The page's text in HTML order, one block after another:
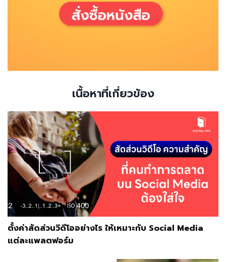
เนื้อหาที่เกี่ยวข้อง
ตั้งค่าสัดส่วนวิดีโออย่างไร ให้เหมาะกับ Social Media
แต่ละแพลตฟอร์ม